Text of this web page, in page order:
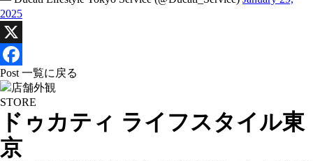
2025
X
Facebook
Post 一覧に戻る
STORE
ドゥカティ ライフスタイル東
京